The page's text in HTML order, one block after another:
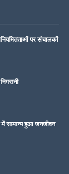
पर संचालकों
सामान्य हुआ जनजीवन